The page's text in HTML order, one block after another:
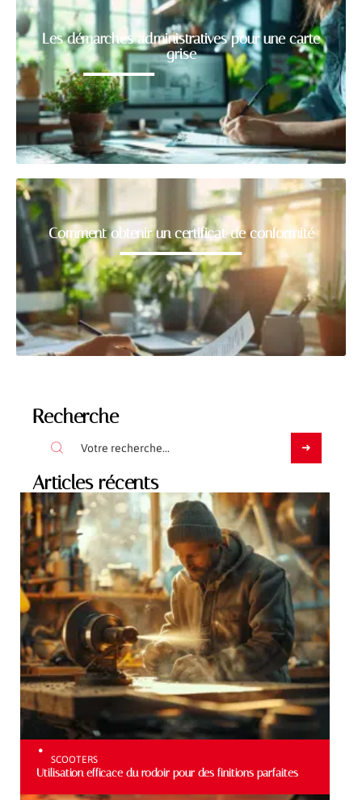
Les démarches administratives pour une carte
grise
Comment obtenir un certificat de conformité
Recherche
Articles récents
SCOOTERS
Utilisation efficace du rodoir pour des finitions parfaites